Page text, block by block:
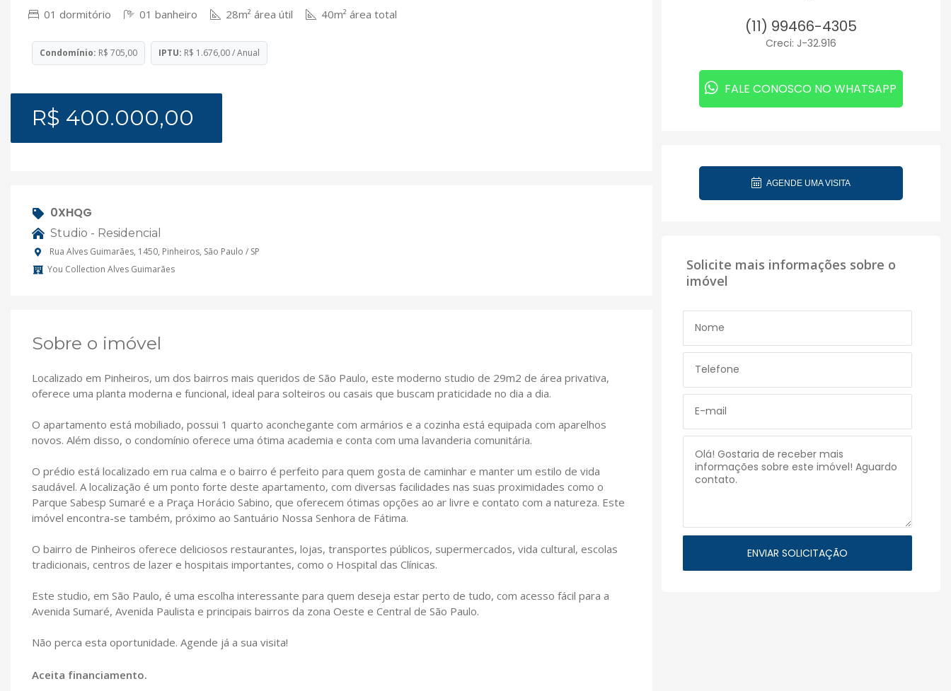
01 dormitório 01 banheiro 28m² área útil 40m² área total
Condomínio: R$ 705,00 IPTU: R$ 1.676,00 / Anual
R$ 400.000,00
0XHQG
Studio - Residencial
Rua Alves Guimarães, 1450, Pinheiros, São Paulo / SP
You Collection Alves Guimarães
Sobre o imóvel
Localizado em Pinheiros, um dos bairros mais queridos de São Paulo, este moderno studio de 29m2 de área privativa,
oferece uma planta moderna e funcional, ideal para solteiros ou casais que buscam praticidade no dia a dia.
O apartamento está mobiliado, possui 1 quarto aconchegante com armários e a cozinha está equipada com aparelhos
novos. Além disso, o condomínio oferece uma ótima academia e conta com uma lavanderia comunitária.
O prédio está localizado em rua calma e o bairro é perfeito para quem gosta de caminhar e manter um estilo de vida
saudável. A localização é um ponto forte deste apartamento, com diversas facilidades nas suas proximidades como o
Parque Sabesp Sumaré e a Praça Horácio Sabino, que oferecem ótimas opções ao ar livre e contato com a natureza. Este
imóvel encontra-se também, próximo ao Santuário Nossa Senhora de Fátima.
O bairro de Pinheiros oferece deliciosos restaurantes, lojas, transportes públicos, supermercados, vida cultural, escolas
tradicionais, centros de lazer e hospitais importantes, como o Hospital das Clínicas.
Este studio, em São Paulo, é uma escolha interessante para quem deseja estar perto de tudo, com acesso fácil para a
Avenida Sumaré, Avenida Paulista e principais bairros da zona Oeste e Central de São Paulo.
Não perca esta oportunidade. Agende já a sua visita!
Aceita financiamento.
(11) 99466-4305
Creci: J-32.916
FALE CONOSCO NO WHATSAPP
AGENDE UMA VISITA
Solicite mais informações sobre o
imóvel